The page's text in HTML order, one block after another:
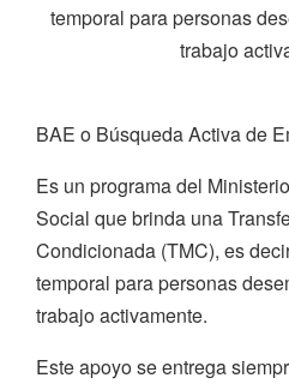
temporal para personas
trabajo
BAE o Búsqueda Activa de
Es un programa del
Social que brinda una
Condicionada (TMC), es
temporal para personas
trabajo activamente.
Este apoyo se entrega